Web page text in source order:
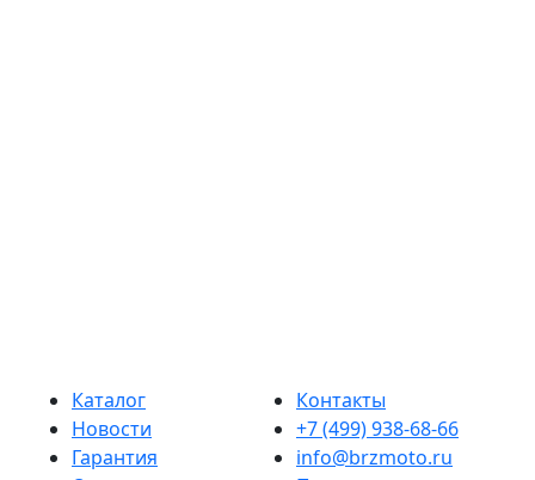
Каталог
Новости
Гарантия
Контакты
+7 (499) 938-68-66
info@brzmoto.ru